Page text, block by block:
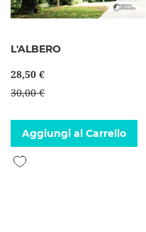
L'ALBERO
28,50 €
30,00 €
Aggiungi al Carrello
Aggiungi alla lista desideri